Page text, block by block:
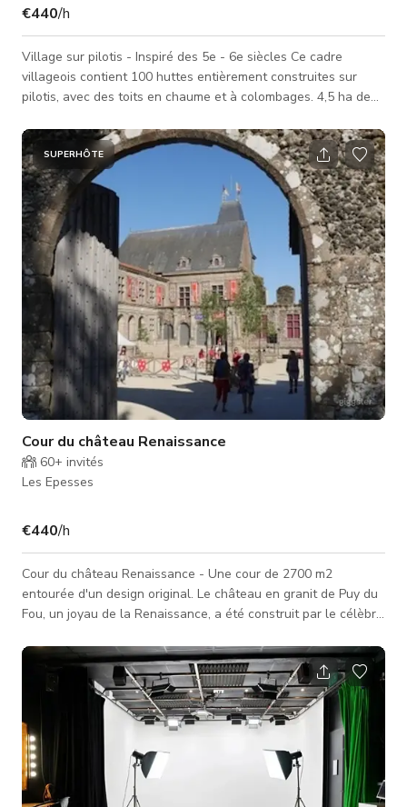
€440/h
Village sur pilotis - Inspiré des 5e - 6e siècles Ce cadre
villageois contient 100 huttes entièrement construites sur
pilotis, avec des toits en chaume et à colombages. 4,5 ha de
SUPERHÔTE
Cour du château Renaissance
60+ invités
Les Epesses
€440/h
Cour du château Renaissance - Une cour de 2700 m2
entourée d'un design original. Le château en granit de Puy du
Fou, un joyau de la Renaissance, a été construit par le célèbre
magnifique et vaste cour offre de très belles possibilités, dans
un cadre historique original. 2700 m2 de cour Construction en
granit 1 tourelle Cour fermée sur 4 côtés 1 portail